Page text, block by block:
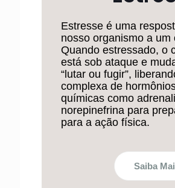
Estresse é uma
nosso organismo a um
Quando estressado, o
está sob ataque e
“lutar ou fugir”,
complexa de
químicas como
norepinefrina para
para a ação física.
Saiba